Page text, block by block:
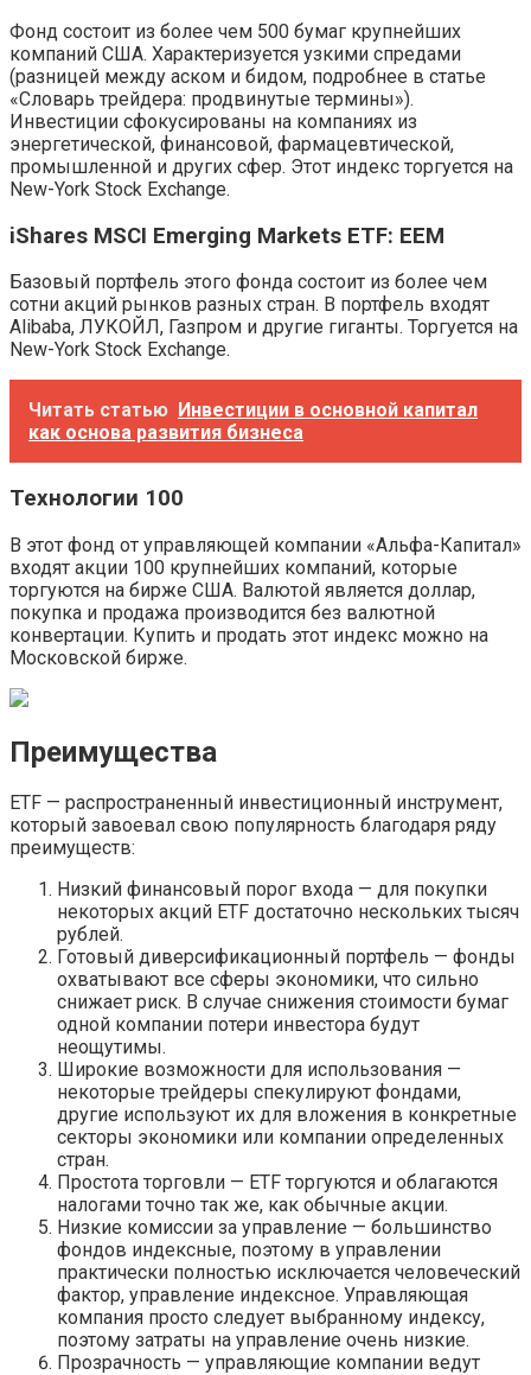
Фонд состоит из более чем 500 бумаг крупнейших
компаний США. Характеризуется узкими спредами
(разницей между аском и бидом, подробнее в статье
«Словарь трейдера: продвинутые термины»).
Инвестиции сфокусированы на компаниях из
энергетической, финансовой, фармацевтической,
промышленной и других сфер. Этот индекс торгуется на
New-York Stock Exchange.
iShares MSCI Emerging Markets ETF: EEM
Базовый портфель этого фонда состоит из более чем
сотни акций рынков разных стран. В портфель входят
Alibaba, ЛУКОЙЛ, Газпром и другие гиганты. Торгуется на
New-York Stock Exchange.
Читать статью Инвестиции в основной капитал
как основа развития бизнеса
Технологии 100
В этот фонд от управляющей компании «Альфа-Капитал»
входят акции 100 крупнейших компаний, которые
торгуются на бирже США. Валютой является доллар,
покупка и продажа производится без валютной
конвертации. Купить и продать этот индекс можно на
Московской бирже.
Преимущества
ETF — распространенный инвестиционный инструмент,
который завоевал свою популярность благодаря ряду
преимуществ:
Низкий финансовый порог входа — для покупки
некоторых акций ETF достаточно нескольких тысяч
рублей.
Готовый диверсификационный портфель — фонды
охватывают все сферы экономики, что сильно
снижает риск. В случае снижения стоимости бумаг
одной компании потери инвестора будут
неощутимы.
Широкие возможности для использования —
некоторые трейдеры спекулируют фондами,
другие используют их для вложения в конкретные
секторы экономики или компании определенных
стран.
Простота торговли — ETF торгуются и облагаются
налогами точно так же, как обычные акции.
Низкие комиссии за управление — большинство
фондов индексные, поэтому в управлении
практически полностью исключается человеческий
фактор, управление индексное. Управляющая
компания просто следует выбранному индексу,
поэтому затраты на управление очень низкие.
Прозрачность — управляющие компании ведут